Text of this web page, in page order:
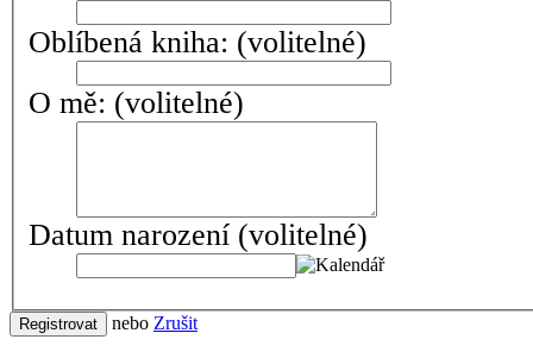
Oblíbená kniha: (volitelné)
O mě: (volitelné)
Datum narození (volitelné)
Registrovat nebo Zrušit